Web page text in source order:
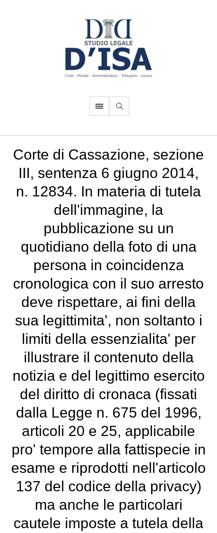
Corte di Cassazione, sezione
III, sentenza 6 giugno 2014,
n. 12834. In materia di tutela
dell'immagine, la
pubblicazione su un
quotidiano della foto di una
persona in coincidenza
cronologica con il suo arresto
deve rispettare, ai fini della
sua legittimita', non soltanto i
limiti della essenzialita' per
illustrare il contenuto della
notizia e del legittimo esercito
del diritto di cronaca (fissati
dalla Legge n. 675 del 1996,
articoli 20 e 25, applicabile
pro' tempore alla fattispecie in
esame e riprodotti nell'articolo
137 del codice della privacy)
ma anche le particolari
cautele imposte a tutela della